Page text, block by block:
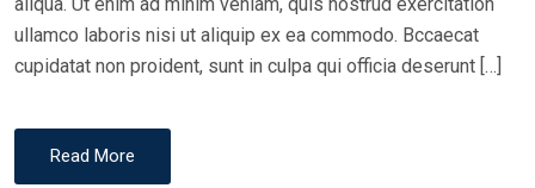
ullamco laboris nisi ut aliquip ex ea commodo. Bccaecat
cupidatat non proident, sunt in culpa qui officia deserunt […]
Read More